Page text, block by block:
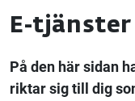
E-
På den här sidan
riktar sig till dig